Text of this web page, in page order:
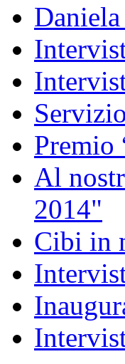
Premio
Al
2014"
Cibi in